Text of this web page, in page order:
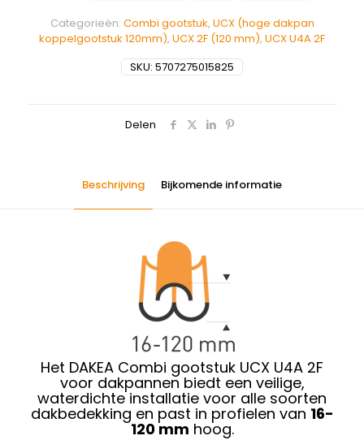
SKU: 5707275015825
Categorieën: Combi gootstuk, UCX (hoge dakpan
koppelgootstuk 120mm), UCX 2F (120 mm), UCX U4A 2F
Delen
Beschrijving Bijkomende informatie
Het DAKEA Combi gootstuk UCX U4A 2F
voor dakpannen biedt een veilige,
waterdichte installatie voor alle soorten
dakbedekking en past in profielen van 16-
120 mm hoog.